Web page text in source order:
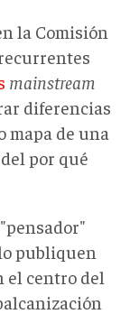
la Comisión
mainstream
diferencias
mapa de una
por qué
publiquen
el centro del